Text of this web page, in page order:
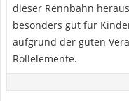
dieser Rennbahn
besonders gut für
aufgrund der guten
Rollelemente.